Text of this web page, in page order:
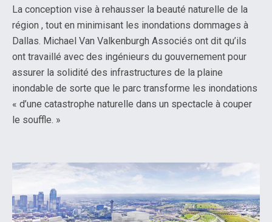
La conception vise à rehausser la beauté naturelle de la
région , tout en minimisant les inondations dommages à
Dallas. Michael Van Valkenburgh Associés ont dit qu’ils
ont travaillé avec des ingénieurs du gouvernement pour
assurer la solidité des infrastructures de la plaine
inondable de sorte que le parc transforme les inondations
« d’une catastrophe naturelle dans un spectacle à couper
le souffle. »